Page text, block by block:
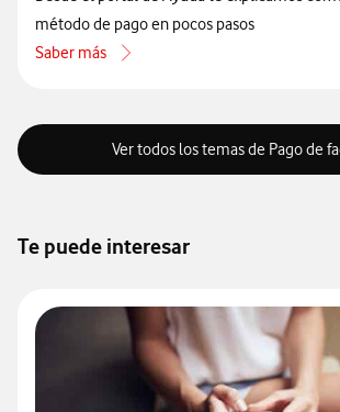
método de pago en pocos pasos
Saber más
acerca de Cómo consultar tu método de pago
Ver todos los temas de Pago de
Te puede interesar